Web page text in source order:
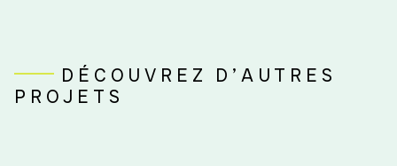
DÉCOUVREZ D’AUTRES
PROJETS